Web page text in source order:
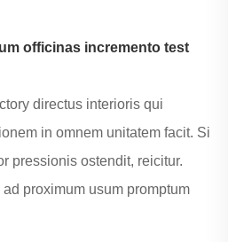
officinas incremento test
directus interioris qui
in omnem unitatem facit. Si
pressionis ostendit, reicitur.
proximum usum promptum